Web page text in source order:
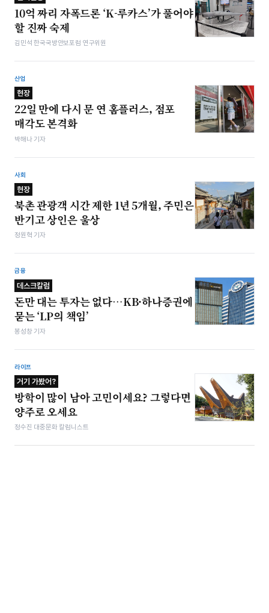
10억 짜리 자폭드론 ‘K-루카스’가 풀어야
할 진짜 숙제
김민석 한국국방안보포럼 연구위원
산업
현장
22일 만에 다시 문 연 홈플러스, 점포
매각도 본격화
박해나 기자
사회
현장
북촌 관광객 시간 제한 1년 5개월, 주민은
반기고 상인은 울상
정원혁 기자
금융
데스크칼럼
돈만 대는 투자는 없다…KB·하나증권에
묻는 ‘LP의 책임’
봉성창 기자
라이프
거기 가봤어?
방학이 많이 남아 고민이세요? 그렇다면
양주로 오세요
정수진 대중문화 칼럼니스트